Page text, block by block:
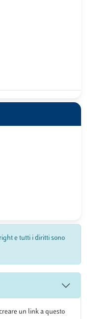
e tutti i diritti sono
un link a questo